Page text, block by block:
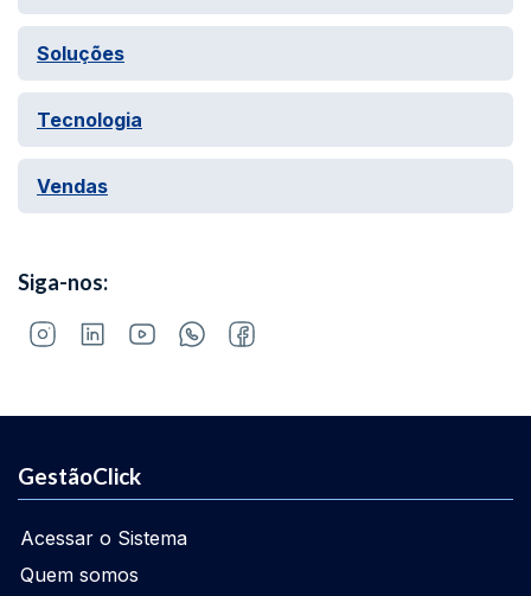
Soluções
Tecnologia
Vendas
Siga-nos:
GestãoClick
Acessar o Sistema
Quem somos